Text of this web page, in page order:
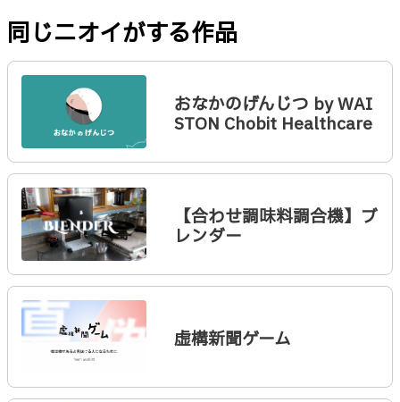
同じニオイがする作品
おなかのげんじつ by WAI
STON Chobit Healthcare
【合わせ調味料調合機】ブ
レンダー
虚構新聞ゲーム